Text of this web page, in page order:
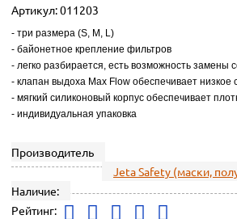
Артикул:011203
- три размера (S, M, L)
- байонетное крепление фильтров
- легко разбирается, есть возможность замены
- клапан выдоха Max Flow обеспечивает
- мягкий силиконовый корпус обеспечивает
- индивидуальная упаковка
Производитель
Jeta Safety (маски,
Наличие:
Рейтинг: